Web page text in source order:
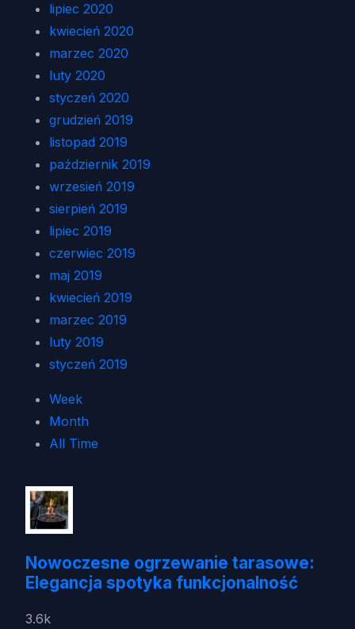
lipiec 2020
kwiecień 2020
marzec 2020
luty 2020
styczeń 2020
grudzień 2019
listopad 2019
październik 2019
wrzesień 2019
sierpień 2019
lipiec 2019
czerwiec 2019
maj 2019
kwiecień 2019
marzec 2019
luty 2019
styczeń 2019
Week
Month
All Time
Nowoczesne ogrzewanie tarasowe:
Elegancja spotyka funkcjonalność
3.6k